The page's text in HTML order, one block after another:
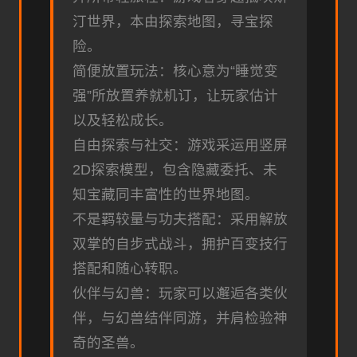
汀世界，本由探索地图，寻宝探
险。
简便放置玩法：核心意为“睡觉变
强”所放置养就机订，让玩家估计
以及轻松成长。
自由探索与社交：游戏采运用竖屏
2D探索模型，包含隐藏委托、未
知宝藏同丰富性的世界地图。
不是羁较量与功夫搭配：采用解放
双掌的自步式战斗，拥护百变技行
搭配和随心转职。
伙伴与幻兽：玩家可以邂逅各类伙
伴，与幻兽结伴同游，并肩检验神
奇的圣兽。